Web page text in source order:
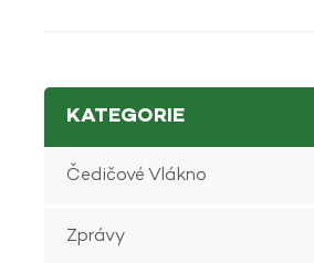
KATEGORIE
Čedičové Vlákno
Zprávy